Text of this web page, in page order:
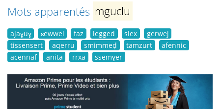
Mots apparentés mguclu
ajaɣuɣ ɛewwel faz legged slex
gerwej
tissensert
aqerru smimmeḍ tamzurt
afennic
acennaf
anita rrxa ssemɣer